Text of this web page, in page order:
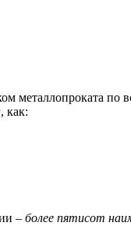
металлопроката
, как:
– более пятисот